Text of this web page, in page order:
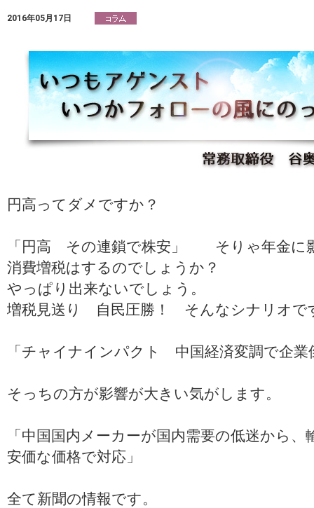
2016年05月17日
円高ってダメですか？
「円高 その連鎖で株安」 そりゃ年金に
消費増税はするのでしょうか？
やっぱり出来ないでしょう。
増税見送り 自民圧勝！ そんなシナリオで
「チャイナインパクト 中国経済変調で企業
そっちの方が影響が大きい気がします。
「中国国内メーカーが国内需要の低迷から
安価な価格で対応」
全て新聞の情報です。